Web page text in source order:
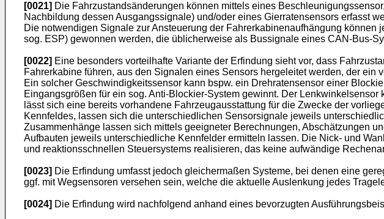
[0021] Die Fahrzustandsänderungen können mittels eines
Nachbildung dessen Ausgangssignale) und/oder eines Gierratensensors erfasst
Die notwendigen Signale zur Ansteuerung der Fahrerkabinenaufhängung
sog. ESP) gewonnen werden, die üblicherweise als Bussignale eines CAN-Bus-
[0022] Eine besonders vorteilhafte Variante der Erfindung sieht vor, dass
Fahrerkabine führen, aus den Signalen eines Sensors hergeleitet werden, der
Ein solcher Geschwindigkeitssensor kann bspw. ein Drehratensensor einer
Eingangsgrößen für ein sog. Anti-Blockier-System gewinnt. Der
lässt sich eine bereits vorhandene Fahrzeugausstattung für die Zwecke der
Kennfeldes, lassen sich die unterschiedlichen Sensorsignale jeweils
Zusammenhänge lassen sich mittels geeigneter Berechnungen, Abschätzungen
Aufbauten jeweils unterschiedliche Kennfelder ermitteln lassen. Die Nick- und
und reaktionsschnellen Steuersystems realisieren, das keine aufwändige
[0023] Die Erfindung umfasst jedoch gleichermaßen Systeme, bei denen eine
ggf. mit Wegsensoren versehen sein, welche die aktuelle Auslenkung jedes
[0024] Die Erfindung wird nachfolgend anhand eines bevorzugten